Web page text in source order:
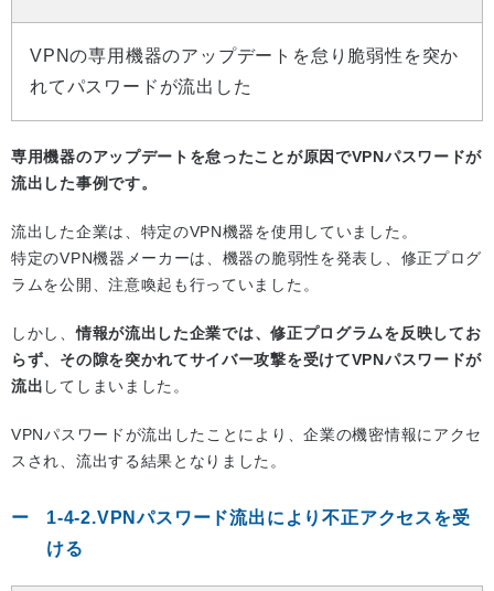
VPNの専用機器のアップデートを怠り脆弱性を突か
れてパスワードが流出した
専用機器のアップデートを怠ったことが原因でVPNパスワードが
流出した事例です。
流出した企業は、特定のVPN機器を使用していました。
特定のVPN機器メーカーは、機器の脆弱性を発表し、修正プログ
ラムを公開、注意喚起も行っていました。
しかし、情報が流出した企業では、修正プログラムを反映してお
らず、その隙を突かれてサイバー攻撃を受けてVPNパスワードが
流出 してしまいました。
VPNパスワードが流出したことにより、企業の機密情報にアクセ
スされ、流出する結果となりました。
1-4-2.VPNパスワード流出により不正アクセスを受
ける